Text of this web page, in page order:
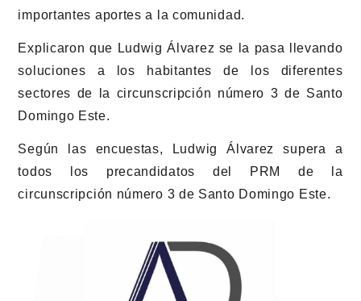
importantes aportes a la comunidad.
Explicaron que Ludwig Álvarez se la pasa llevando
soluciones a los habitantes de los diferentes
sectores de la circunscripción número 3 de Santo
Domingo Este.
Según las encuestas, Ludwig Álvarez supera a
todos los precandidatos del PRM de la
circunscripción número 3 de Santo Domingo Este.